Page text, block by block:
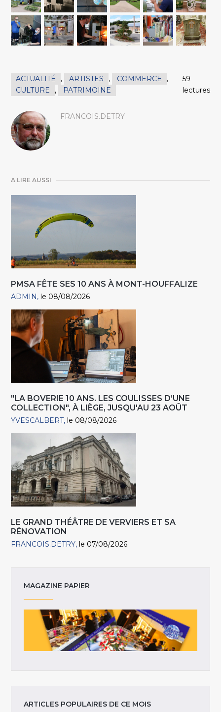
ACTUALITÉ , ARTISTES , COMMERCE
,
CULTURE
, PATRIMOINE
59
lectures
FRANCOIS.DETRY
A LIRE AUSSI
PMSA FÊTE SES 10 ANS À MONT-HOUFFALIZE
ADMIN le 08/08/2026
"LA BOVERIE 10 ANS. LES COULISSES D’UNE
COLLECTION", À LIÈGE, JUSQU'AU 23 AOÛT
YVESCALBERT le 08/08/2026
LE GRAND THÉÂTRE DE VERVIERS ET SA
RÉNOVATION
FRANCOIS.DETRY le 07/08/2026
MAGAZINE PAPIER
ARTICLES POPULAIRES DE CE MOIS